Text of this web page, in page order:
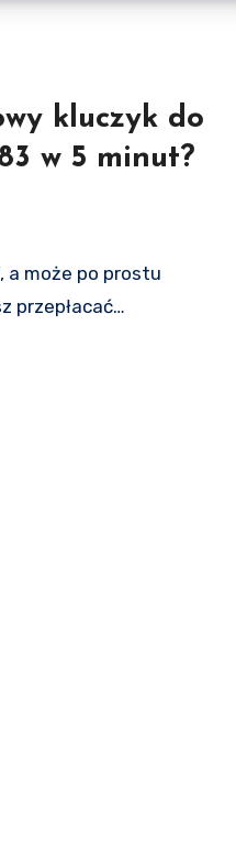
kluczyk do
w 5 minut?
a może po prostu
przepłacać…